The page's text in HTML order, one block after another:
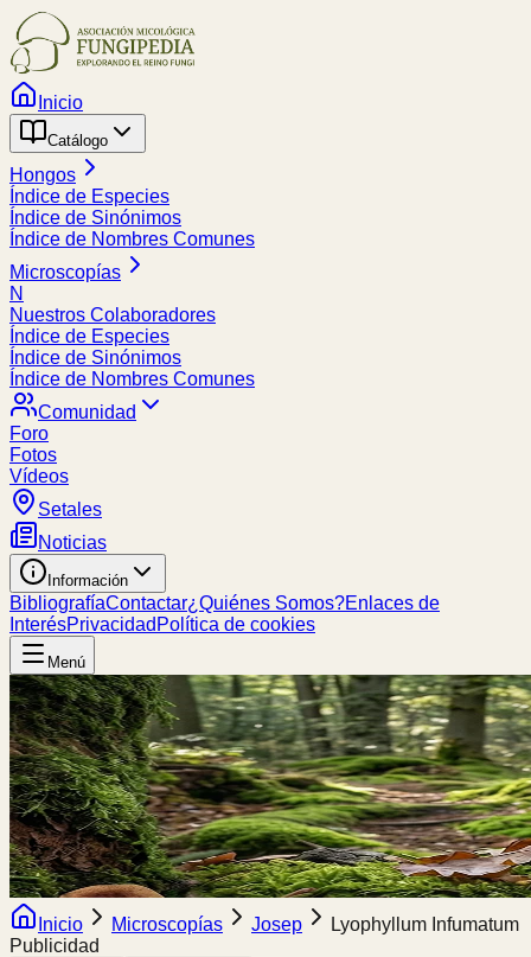
Inicio
Catálogo
Hongos
Índice de Especies
Índice de Sinónimos
Índice de Nombres Comunes
Microscopías
N
Nuestros Colaboradores
Índice de Especies
Índice de Sinónimos
Índice de Nombres Comunes
Comunidad
Foro
Fotos
Vídeos
Setales
Noticias
Información
BibliografíaContactar¿Quiénes Somos?Enlaces de
InterésPrivacidad Política de cookies
Menú
Inicio Microscopías Josep
Lyophyllum Infumatum
Publicidad